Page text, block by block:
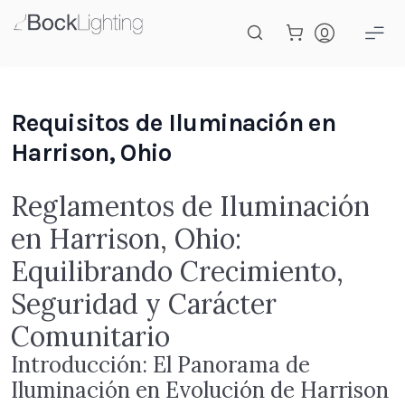
Requisitos de Iluminación en
Harrison, Ohio
Reglamentos de Iluminación
en Harrison, Ohio:
Equilibrando Crecimiento,
Seguridad y Carácter
Comunitario
Introducción: El Panorama de
Iluminación en Evolución de Harrison